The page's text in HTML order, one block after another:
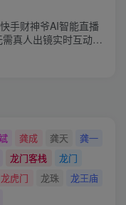
手财神爷AI智能直播
需真人出镜实时互动
龚成 龚天
龚一
龙门客栈
龙门
龙虎门 龙珠
龙王庙